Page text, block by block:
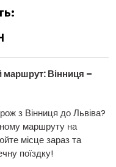
маршрут: Вінниця –
з Вінниця до Львіва?
маршруту на
місце зараз та
поїздку!